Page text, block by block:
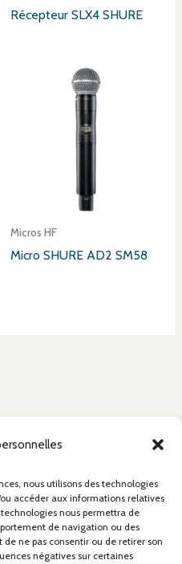
nous utilisons des technologies
accéder aux informations relatives
nous permettra de
de navigation ou des
ne pas consentir ou de retirer son
négatives sur certaines
Récepteur SLX4 SHURE
Micros HF
Micro SHURE AD2 SM58
Légales
cookies